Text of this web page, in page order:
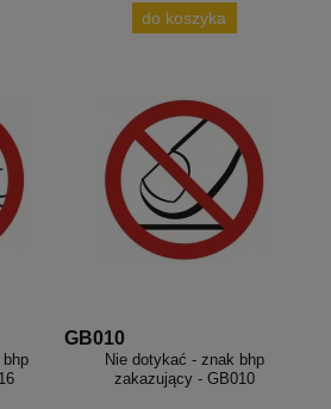
do koszyka
GB010
Nie dotykać - znak bhp
zakazujący - GB010